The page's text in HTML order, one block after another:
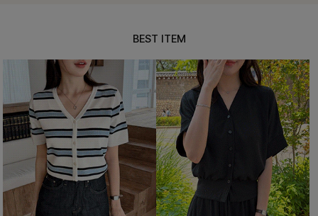
BEST ITEM